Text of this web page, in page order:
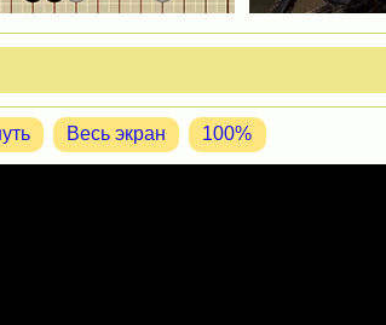
Весь экран 100%